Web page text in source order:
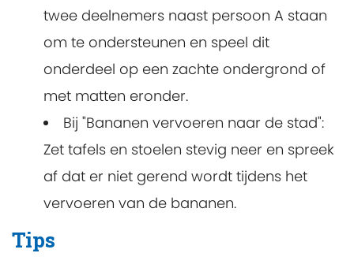
twee deelnemers naast persoon A staan
om te ondersteunen en speel dit
onderdeel op een zachte ondergrond of
met matten eronder.
Bij "Bananen vervoeren naar de stad":
Zet tafels en stoelen stevig neer en spreek
af dat er niet gerend wordt tijdens het
vervoeren van de bananen.
Tips